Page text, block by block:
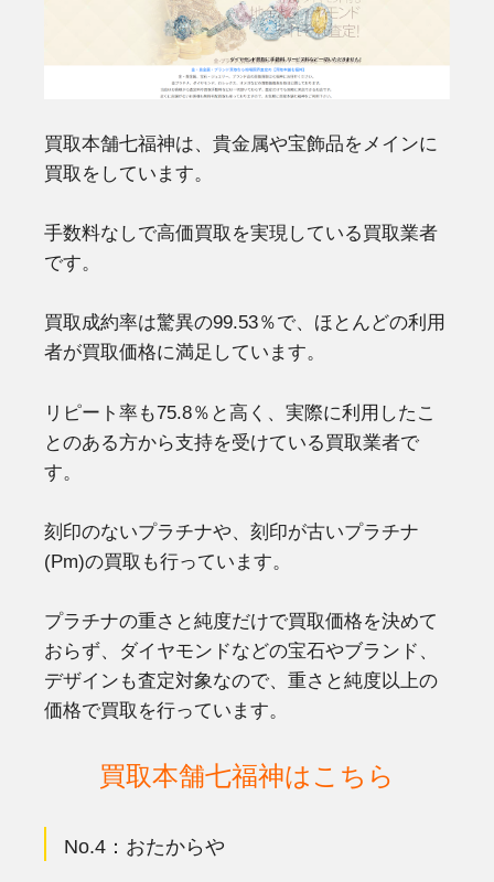
買取本舗七福神は、貴金属や宝飾品をメインに
買取をしています。
手数料なしで高価買取を実現している買取業者
です。
買取成約率は驚異の99.53％で、ほとんどの利用
者が買取価格に満足しています。
リピート率も75.8％と高く、実際に利用したこ
とのある方から支持を受けている買取業者で
す。
刻印のないプラチナや、刻印が古いプラチナ
(Pm)の買取も行っています。
プラチナの重さと純度だけで買取価格を決めて
おらず、ダイヤモンドなどの宝石やブランド、
デザインも査定対象なので、重さと純度以上の
価格で買取を行っています。
買取本舗七福神はこちら
No.4： おたからや